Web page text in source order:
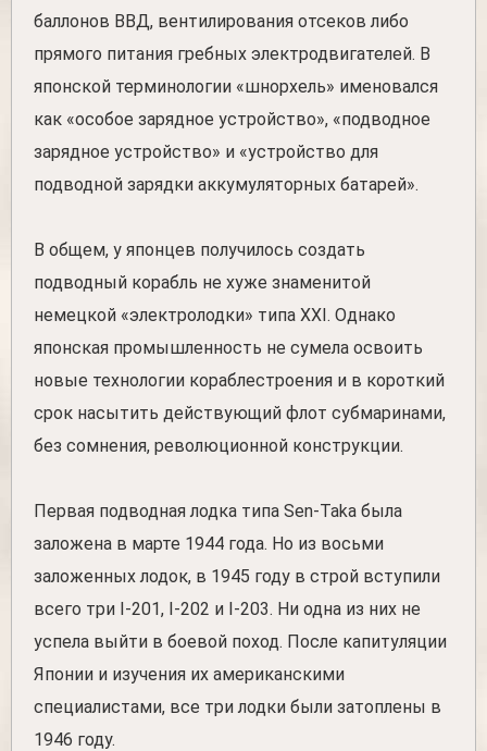
баллонов ВВД, вентилирования отсеков либо
прямого питания гребных электродвигателей. В
японской терминологии «шнорхель» именовался
как «особое зарядное устройство», «подводное
зарядное устройство» и «устройство для
подводной зарядки аккумуляторных батарей».
В общем, у японцев получилось создать
подводный корабль не хуже знаменитой
немецкой «электролодки» типа XXI. Однако
японская промышленность не сумела освоить
новые технологии кораблестроения и в короткий
срок насытить действующий флот субмаринами,
без сомнения, революционной конструкции.
Первая подводная лодка типа Sen-Taka была
заложена в марте 1944 года. Но из восьми
заложенных лодок, в 1945 году в строй вступили
всего три I-201, I-202 и I-203. Ни одна из них не
успела выйти в боевой поход. После капитуляции
Японии и изучения их американскими
специалистами, все три лодки были затоплены в
1946 году.